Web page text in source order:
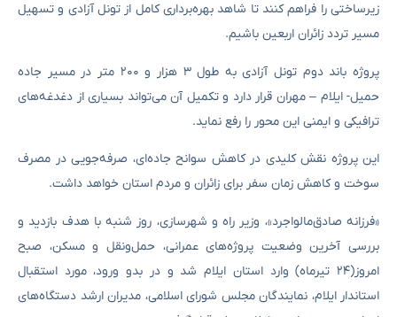
زیرساختی را فراهم کنند تا شاهد بهره‌برداری کامل از تونل آزادی و تسهیل
مسیر تردد زائران اربعین باشیم.
پروژه باند دوم تونل آزادی به طول ۳ هزار و ۲۰۰ متر در مسیر جاده
حمیل- ایلام – مهران قرار دارد و تکمیل آن می‌تواند بسیاری از دغدغه‌های
ترافیکی و ایمنی این محور را رفع نماید.
این پروژه نقش کلیدی در کاهش سوانح جاده‌ای، صرفه‌جویی در مصرف
سوخت و کاهش زمان سفر برای زائران و مردم استان خواهد داشت.
«فرزانه صادق‌مالواجرد»، وزیر راه و شهرسازی، روز شنبه با هدف بازدید و
بررسی آخرین وضعیت پروژه‌های عمرانی، حمل‌ونقل و مسکن، صبح
امروز(۲۴ تیرماه) وارد استان ایلام شد و در بدو ورود، مورد استقبال
استاندار ایلام، نمایندگان مجلس شورای اسلامی، مدیران ارشد دستگاه‌های